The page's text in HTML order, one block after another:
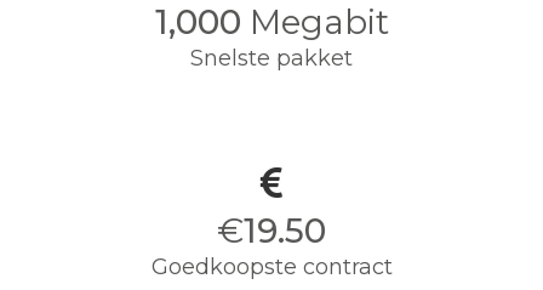
1,000 Megabit
Snelste pakket
€19.50
Goedkoopste contract